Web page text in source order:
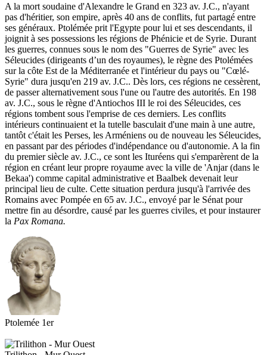
A la mort soudaine d'Alexandre le Grand en 323 av. J.C., n'ayant
pas d'héritier, son empire, après 40 ans de conflits, fut partagé entre
ses généraux. Ptolémée prit l'Egypte pour lui et ses descendants, il
joignit à ses possessions les régions de Phénicie et de Syrie. Durant
les guerres, connues sous le nom des "Guerres de Syrie" avec les
Séleucides (dirigeants d’un des royaumes), le règne des Ptolémées
sur la côte Est de la Méditerranée et l'intérieur du pays ou "Cœlé-
Syrie" dura jusqu'en 219 av. J.C.. Dès lors, ces régions ne cessèrent,
de passer alternativement sous l'une ou l'autre des autorités. En 198
av. J.C., sous le règne d'Antiochos III le roi des Séleucides, ces
régions tombent sous l'emprise de ces derniers. Les conflits
intérieurs continuaient et la tutelle basculait d'une main à une autre,
tantôt c'était les Perses, les Arméniens ou de nouveau les Séleucides,
en passant par des périodes d'indépendance ou d'autonomie. A la fin
du premier siècle av. J.C., ce sont les Ituréens qui s'emparèrent de la
région en créant leur propre royaume avec la ville de 'Anjar (dans le
Bekaa') comme capital administrative et Baalbek devenait leur
principal lieu de culte. Cette situation perdura jusqu'à l'arrivée des
Romains avec Pompée en 65 av. J.C., envoyé par le Sénat pour
mettre fin au désordre, causé par les guerres civiles, et pour instaurer
la Pax Romana.
Ptolemée 1er